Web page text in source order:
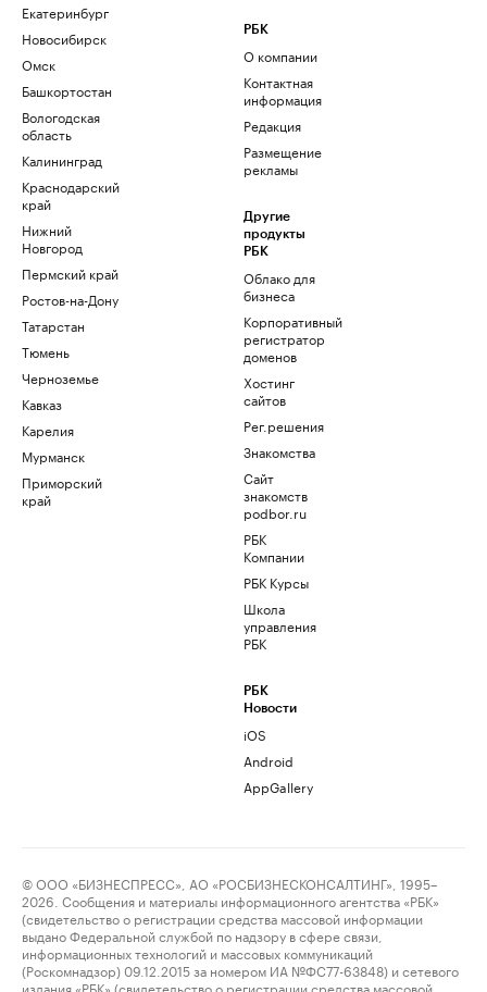
Екатеринбург
Новосибирск
Омск
Башкортостан
Вологодская
область
Калининград
Краснодарский
край
Нижний
Новгород
Пермский край
Ростов-на-Дону
Татарстан
Тюмень
Черноземье
Кавказ
Карелия
Мурманск
Приморский
край
РБК
О компании
Контактная
информация
Редакция
Размещение
рекламы
Другие
продукты
РБК
Облако для
бизнеса
Корпоративный
регистратор
доменов
Хостинг
сайтов
Рег.решения
Знакомства
Сайт
знакомств
podbor.ru
РБК
Компании
РБК Курсы
Школа
управления
РБК
РБК
Новости
iOS
Android
AppGallery
© ООО «БИЗНЕСПРЕСС», АО «РОСБИЗНЕСКОНСАЛТИНГ», 1995–
2026. Сообщения и материалы информационного агентства «РБК»
(свидетельство о регистрации средства массовой информации
выдано Федеральной службой по надзору в сфере связи,
информационных технологий и массовых коммуникаций
(Роскомнадзор) 09.12.2015 за номером ИА №ФС77-63848) и сетевого
издания «РБК» (свидетельство о регистрации средства массовой